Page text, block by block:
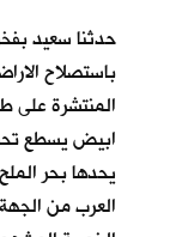
حدثنا سعيد
باستصلاح
المنتشرة على
ابيض يسطع
يحدها بحر
العرب من الجهة